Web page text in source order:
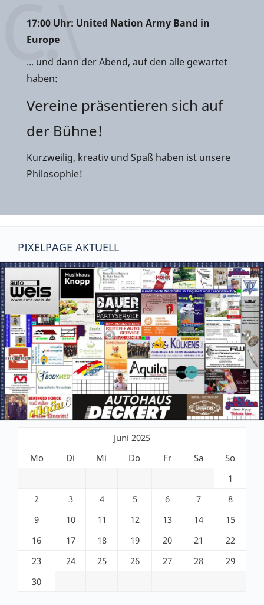
17:00 Uhr: United Nation Army Band in
Europe
... und dann der Abend, auf den alle gewartet
haben:
Vereine präsentieren sich auf
der Bühne!
Kurzweilig, kreativ und Spaß haben ist unsere
Philosophie!
PIXELPAGE AKTUELL
Juni 2025
Mo
Di Mi Do Fr Sa
So
1
2
3 4 5 6 7
8
9
10 11 12 13 14
15
16
17 18 19 20 21
22
23
24 25 26 27 28
29
30